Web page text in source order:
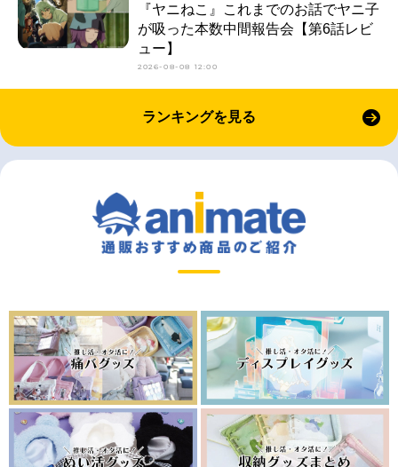
『ヤニねこ』これまでのお話でヤニ子
が吸った本数中間報告会【第6話レビ
ュー】
2026-08-08 12:00
ランキングを見る